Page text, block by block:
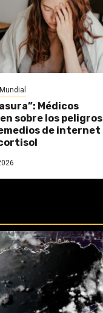
Médicos
sobre los peligros
de internet